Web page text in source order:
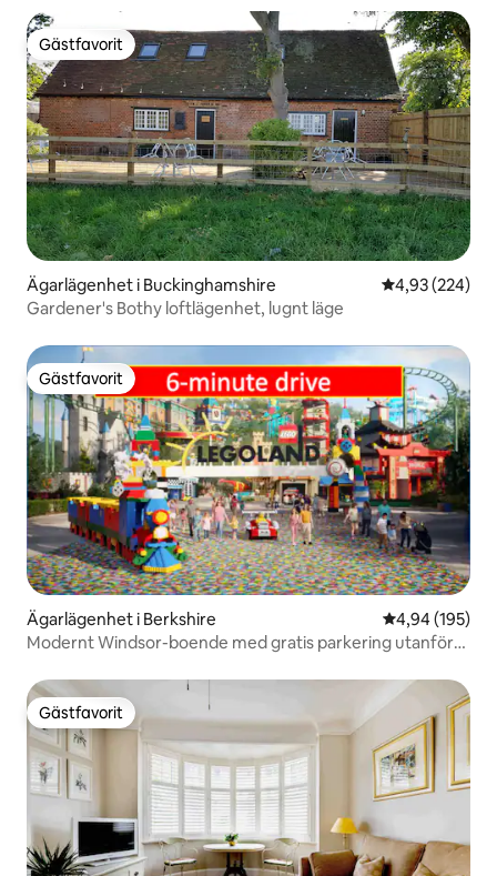
Gästfavorit
Gästfavorit
Ägarlägenhet i Buckinghamshire 4,93 av 5 i
4,93 (224)
Gardener's Bothy loftlägenhet, lugnt läge
Gästfavorit
Gästfavorit
Ägarlägenhet i Berkshire 4,94 av 5 i
4,94 (195)
Modernt Windsor-boende med gratis parkering utanför
Gästfavorit
Gästfavorit